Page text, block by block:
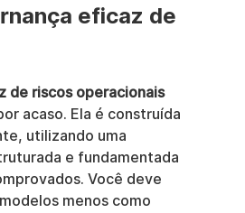
eficaz de
de riscos operacionais
acaso. Ela é construída
utilizando uma
e fundamentada
Você deve
menos como